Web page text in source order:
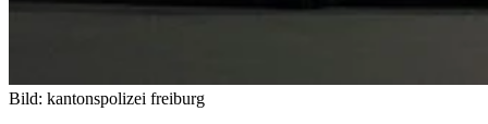
Bild: kantonspolizei freiburg